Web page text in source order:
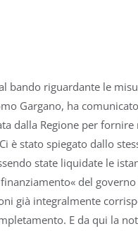
riguardante le
Gargano, ha
dalla Regione per fornire
stato spiegato dallo
state liquidate le
del
già integralmente
E da qui la